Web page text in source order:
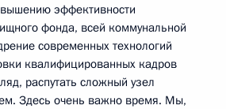
эффективности
фонда, всей коммунальной
современных технологий
квалифицированных кадров
распутать сложный узел
Здесь очень важно время. Мы,